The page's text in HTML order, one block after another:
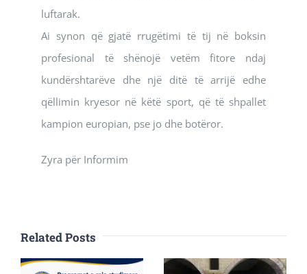
luftarak.
Ai synon që gjatë rrugëtimi të tij në boksin
profesional të shënojë vetëm fitore ndaj
kundërshtarëve dhe një ditë të arrijë edhe
qëllimin kryesor në këtë sport, që të shpallet
kampion europian, pse jo dhe botëror.
Zyra për Informim
Related Posts